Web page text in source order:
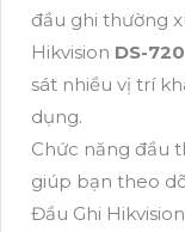
đầu ghi thường
Hikvision DS-
sát nhiều vị trí
dụng.
Chức năng đầu
giúp bạn theo
Đầu Ghi Hikvision